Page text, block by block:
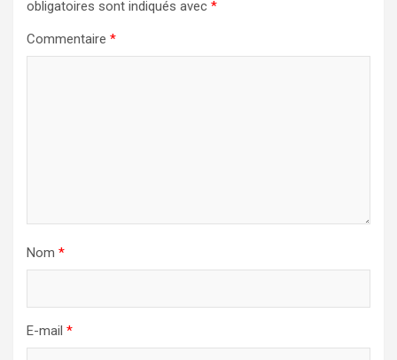
obligatoires sont indiqués avec *
Commentaire *
Nom *
E-mail *